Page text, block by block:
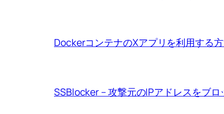
DockerコンテナのXアプリを利用する
SSBlocker – 攻撃元のIPアドレスをブロ